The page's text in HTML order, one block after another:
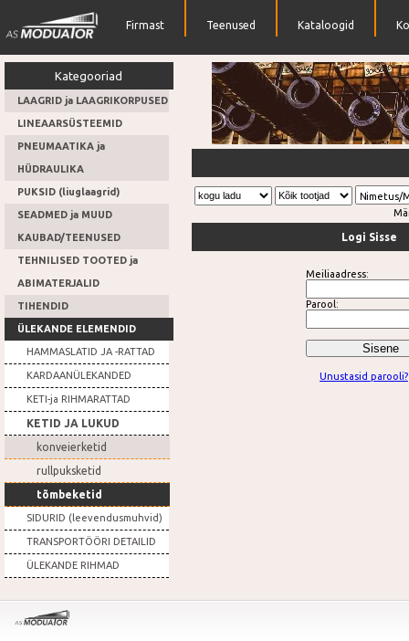
Firmast Teenused Kataloogid
Kategooriad
LAAGRID ja LAAGRIKORPUSED
LINEAARSÜSTEEMID
PNEUMAATIKA ja
HÜDRAULIKA
PUKSID (liuglaagrid)
SEADMED ja MUUD
KAUBAD/TEENUSED
TEHNILISED TOOTED ja
ABIMATERJALID
TIHENDID
ÜLEKANDE ELEMENDID
HAMMASLATID JA -RATTAD
KARDAANÜLEKANDED
KETI-ja RIHMARATTAD
KETID JA LUKUD
konveierketid
rullpuksketid
tõmbeketid
SIDURID (leevendusmuhvid)
TRANSPORTÖÖRI DETAILID
ÜLEKANDE RIHMAD
Nimetus/
Logi Sisse
Meiliaadress:
Parool:
Unustasid parooli?